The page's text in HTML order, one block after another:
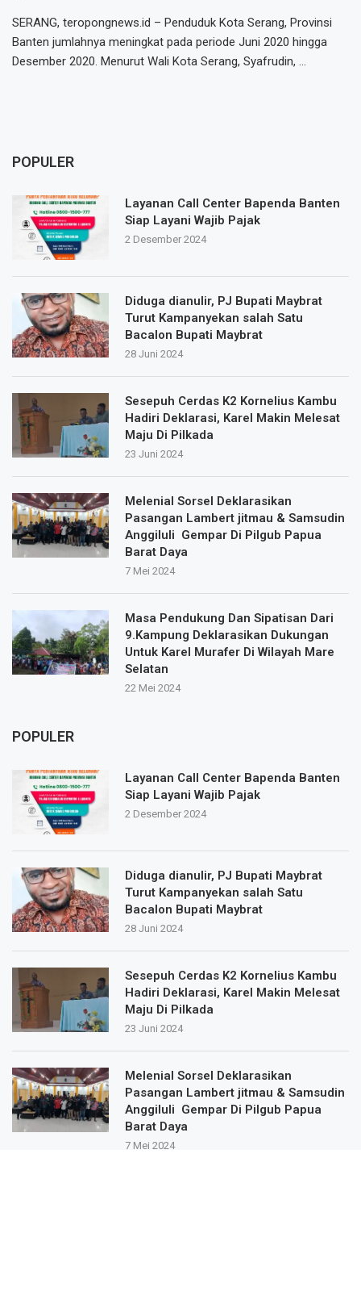
SERANG, teropongnews.id – Penduduk Kota Serang, Provinsi
Banten jumlahnya meningkat pada periode Juni 2020 hingga
Desember 2020. Menurut Wali Kota Serang, Syafrudin, …
POPULER
Layanan Call Center Bapenda Banten
Siap Layani Wajib Pajak
2 Desember 2024
Diduga dianulir, PJ Bupati Maybrat
Turut Kampanyekan salah Satu
Bacalon Bupati Maybrat
28 Juni 2024
Sesepuh Cerdas K2 Kornelius Kambu
Hadiri Deklarasi, Karel Makin Melesat
Maju Di Pilkada
23 Juni 2024
Melenial Sorsel Deklarasikan
Pasangan Lambert jitmau & Samsudin
Anggiluli Gempar Di Pilgub Papua
Barat Daya
7 Mei 2024
POPULER
Layanan Call Center Bapenda Banten
Siap Layani Wajib Pajak
2 Desember 2024
Diduga dianulir, PJ Bupati Maybrat
Turut Kampanyekan salah Satu
Bacalon Bupati Maybrat
28 Juni 2024
Sesepuh Cerdas K2 Kornelius Kambu
Hadiri Deklarasi, Karel Makin Melesat
Maju Di Pilkada
23 Juni 2024
Melenial Sorsel Deklarasikan
Pasangan Lambert jitmau & Samsudin
Anggiluli Gempar Di Pilgub Papua
Barat Daya
7 Mei 2024
Masa Pendukung Dan Sipatisan Dari
9.Kampung Deklarasikan Dukungan
Untuk Karel Murafer Di Wilayah Mare
Selatan
22 Mei 2024